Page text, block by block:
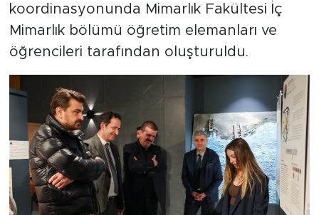
koordinasyonunda Mimarlık Fakültesi İç
Mimarlık bölümü öğretim elemanları ve
öğrencileri tarafından oluşturuldu.